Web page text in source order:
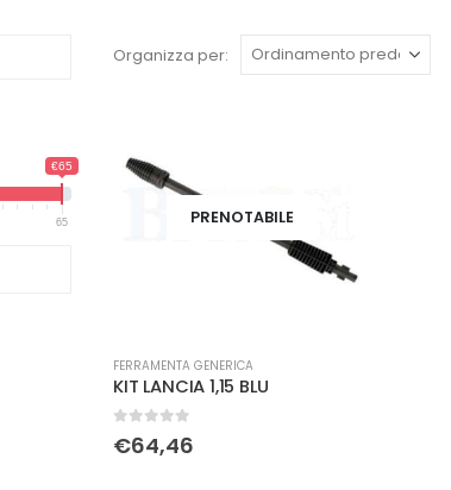
Organizza per:
PRENOTABILE
FERRAMENTA GENERICA
KIT LANCIA 1,15 BLU
Su 5
€64,46
€65
65